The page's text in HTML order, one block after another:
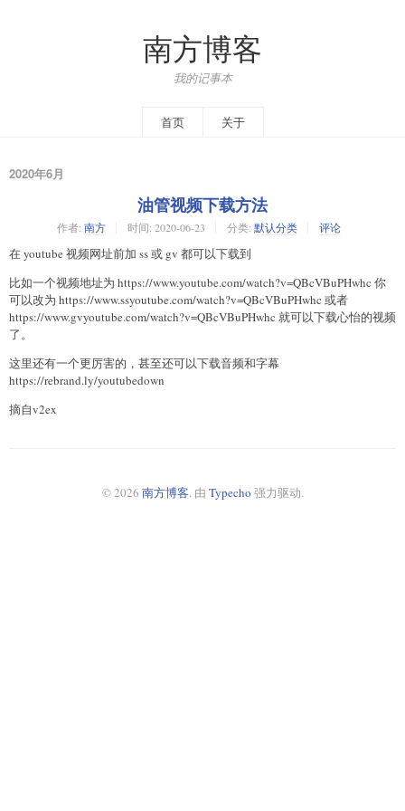
南方博客
我的记事本
首页 关于
2020年6月
油管视频下载方法
作者: 南方 时间: 2020-06-23 分类: 默认分类 评论
在 youtube 视频网址前加 ss 或 gv 都可以下载到
比如一个视频地址为 https://www.youtube.com/watch?v=QBcVBuPHwhc 你
可以改为 https://www.ssyoutube.com/watch?v=QBcVBuPHwhc 或者
https://www.gvyoutube.com/watch?v=QBcVBuPHwhc 就可以下载心怡的视频
了。
这里还有一个更厉害的，甚至还可以下载音频和字幕
https://rebrand.ly/youtubedown
摘自v2ex
© 2026 南方博客. 由 Typecho 强力驱动.